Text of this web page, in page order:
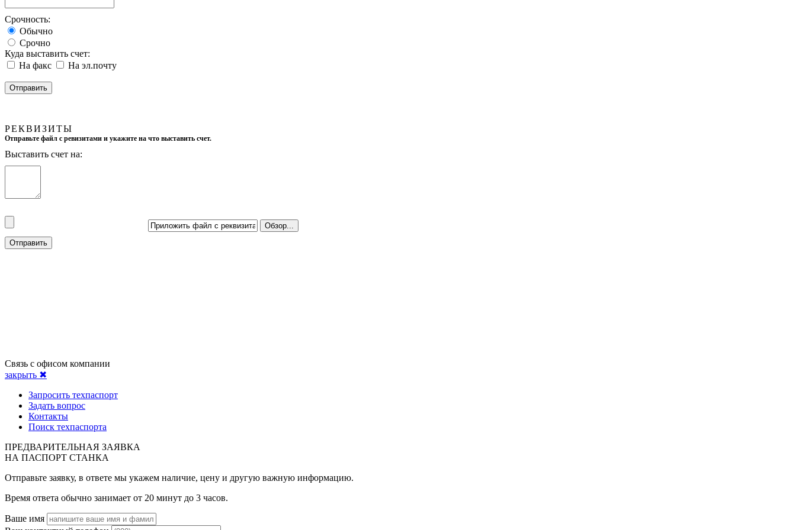
Срочность:
Обычно
Срочно
Куда выставить счет:
На факс
На эл.почту
РЕКВИЗИТЫ
Отправьте файл с ревизитами и укажите на что выставить счет.
Выставить счет на:
Связь с офисом компании
закрыть ✖
Запросить техпаспорт
Задать вопрос
Контакты
Поиск техпаспорта
ПРЕДВАРИТЕЛЬНАЯ ЗАЯВКА
НА ПАСПОРТ СТАНКА
Отправьте заявку, в ответе мы укажем наличие, цену и другую важную информацию.
Время ответа обычно занимает от 20 минут до 3 часов.
Ваше имя